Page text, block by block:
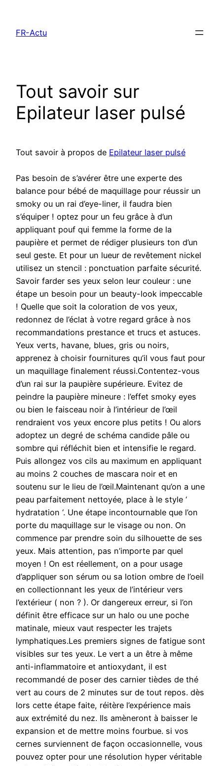
contenu
FR-Actu
Tout savoir sur
Epilateur laser pulsé
Tout savoir à propos de Epilateur laser pulsé
Pas besoin de s’avérer être une experte des
balance pour bébé de maquillage pour réussir un
smoky ou un rai d’eye-liner, il faudra bien
s’équiper ! optez pour un feu grâce à d’un
appliquant pouf qui femme la forme de la
paupière et permet de rédiger plusieurs ton d’un
seul geste. Et pour un lueur de revêtement nickel
utilisez un stencil : ponctuation parfaite sécurité.
Savoir farder ses yeux selon leur couleur : une
étape un besoin pour un beauty-look impeccable
! Quelle que soit la coloration de vos yeux,
redonnez de l’éclat à votre regard grâce à nos
recommandations prestance et trucs et astuces.
Yeux verts, havane, blues, gris ou noirs,
apprenez à choisir fournitures qu’il vous faut pour
un maquillage finalement réussi.Contentez-vous
d’un rai sur la paupière supérieure. Evitez de
peindre la paupière mineure : l’effet smoky eyes
ou bien le faisceau noir à l’intérieur de l’œil
rendraient vos yeux encore plus petits ! Ou alors
adoptez un degré de schéma candide pâle ou
sombre qui réfléchit bien et intensifie le regard.
Puis allongez vos cils au maximum en appliquant
au moins 2 couches de mascara noir et en
soutenu sur le lieu de l’œil.Maintenant qu’on a une
peau parfaitement nettoyée, place à le style ‘
hydratation ‘. Une étape incontournable que l’on
porte du maquillage sur le visage ou non. On
commence par prendre soin du silhouette de ses
yeux. Mais attention, pas n’importe par quel
moyen ! On est réellement, on a pour usage
d’appliquer son sérum ou sa lotion ombre de l’oeil
en collectionnant les yeux de l’intérieur vers
l’extérieur ( non ? ). Or dangereux erreur, si l’on
définit être efficace sur un halo ou une poche
matinale, mieux vaut respecter les trajets
lymphatiques.Les premiers signes de fatigue sont
visibles sur tes yeux. Le vert a un être à même
anti-inflammatoire et antioxydant, il est
recommandé de poser des carnier tièdes de thé
vert au cours de 2 minutes sur de tout repos. dès
lors cette étape faite, réitère l’expérience mais
aux extrémité du nez. Ils amèneront à baisser le
expansion et de mettre moins fourbue. si vos
cernes surviennent de façon occasionnelle, vous
pouvez opter pour une résolution hyper véritable